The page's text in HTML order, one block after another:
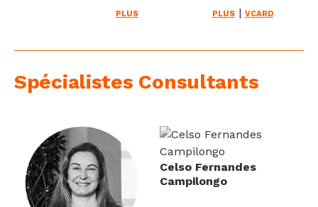
PLUS PLUS | VCARD
Spécialistes Consultants
Celso Fernandes
Campilongo